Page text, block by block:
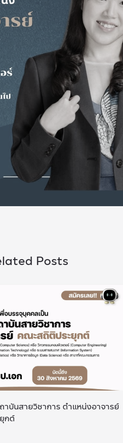
Posts
บันสายวิชาการ ตำแหน่งอาจารย์
กต์